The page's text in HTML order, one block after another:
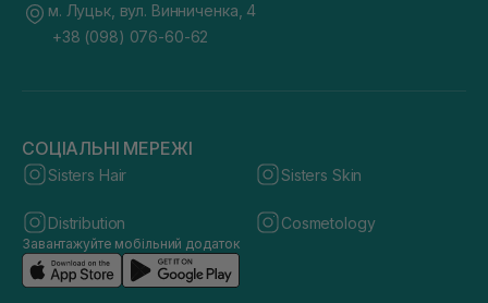
м. Луцьк, вул. Винниченка, 4
+38 (098) 076-60-62
СОЦІАЛЬНІ МЕРЕЖІ
Sisters Hair Sisters Skin
Distribution Cosmetology
Завантажуйте мобільний додаток